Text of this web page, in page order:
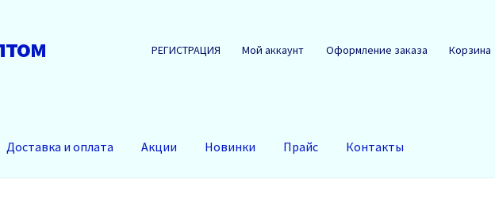
РЕГИСТРАЦИЯ Мой аккаунт Оформление заказа Корзина
Доставка и оплата Акции Новинки Прайс Контакты